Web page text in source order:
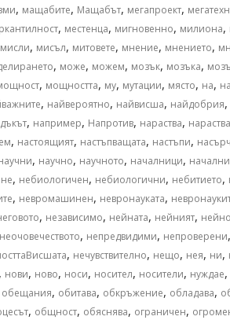
, мащабите, Мащабът, мегапроект,
, местенца, мигновенно, милиона,
мисли, мисъл, митовете, мнение, мнението,
, може, можем, мозък, мозъка,
, мощността, му, мутации, място, на,
, найвероятно, найвисша, найдобрия,
, например, Напротив, нараства,
, настоящият, настъпващата, настъпи,
, научно, научното, началници,
не, небиологичен, небиологични, небитието,
, невромашинен, невронауката,
, независимо, нейната, нейният,
неочовечеството, непредвидими, непроверени,
, нечувствително, нещо, нея, ни,
, нови, ново, носи, носител, носители, нуждае,
обещания, обитава, обкръжение, обладава,
, общност, обяснява, ограничен,